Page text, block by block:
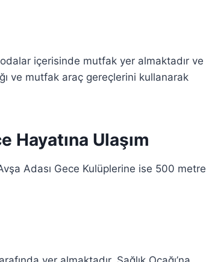
içerisinde mutfak yer almaktadır ve
ve mutfak araç gereçlerini kullanarak
Hayatına Ulaşım
Adası Gece Kulüplerine ise 500 metre